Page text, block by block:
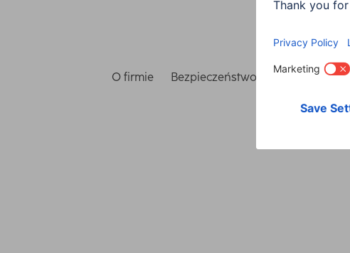
O firmie Bezpieczeństwo i ochrona danych